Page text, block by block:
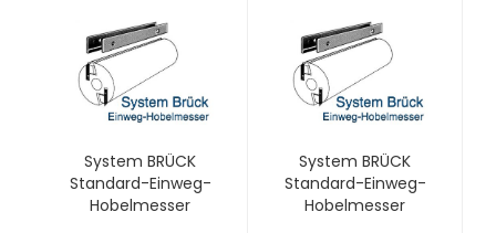
System BRÜCK
Standard-Einweg-
Hobelmesser
System BRÜCK
Standard-Einweg-
Hobelmesser